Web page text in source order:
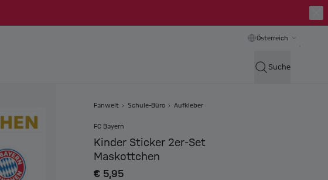
Österreich
Suche
Fanwelt Schule-Büro Aufkleber
FC Bayern
Kinder Sticker 2er-Set
Maskottchen
€ 5,95